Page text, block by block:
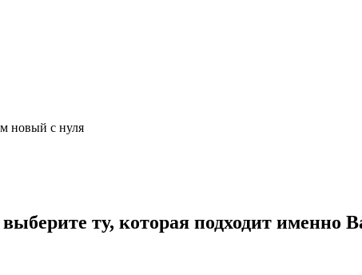
новый с нуля
ту, которая подходит именно